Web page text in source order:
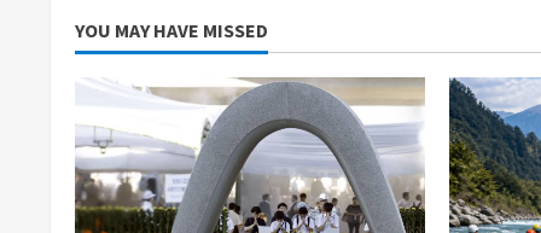
YOU MAY HAVE MISSED